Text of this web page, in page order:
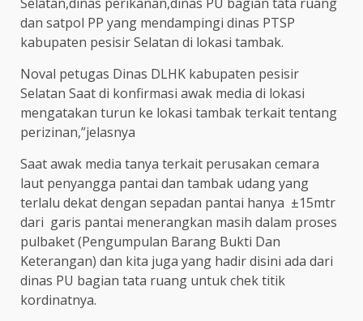
dan satpol PP yang mendampingi dinas PTSP
kabupaten pesisir Selatan di lokasi tambak.
Noval petugas Dinas DLHK kabupaten pesisir
Selatan Saat di konfirmasi awak media di lokasi
mengatakan turun ke lokasi tambak terkait tentang
perizinan,”jelasnya
Saat awak media tanya terkait perusakan cemara
laut penyangga pantai dan tambak udang yang
terlalu dekat dengan sepadan pantai hanya ±15mtr
dari garis pantai menerangkan masih dalam proses
pulbaket (Pengumpulan Barang Bukti Dan
Keterangan) dan kita juga yang hadir disini ada dari
dinas PU bagian tata ruang untuk chek titik
kordinatnya.